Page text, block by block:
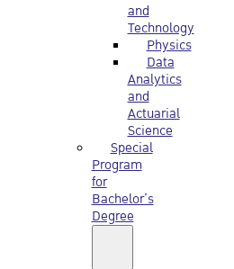
and
Technology
Physics
Data
Analytics
and
Actuarial
Science
Special
Program
for
Bachelor’s
Degree